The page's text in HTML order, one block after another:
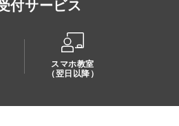
付サービス
スマホ教室
（翌日以降）